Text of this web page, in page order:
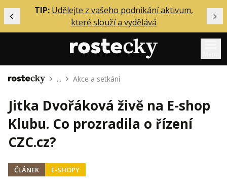
Předchozí
TIP: Udělejte z vašeho podnikání aktivum,
které slouží a vydělává
Mentoring
Podcasty
Solo
Akce
O mně
Domů ... Akce a setkání
Jitka Dvořáková živě na E-shop
Klubu. Co prozradila o řízení
CZC.cz?
ČLÁNEK E-SHOPY